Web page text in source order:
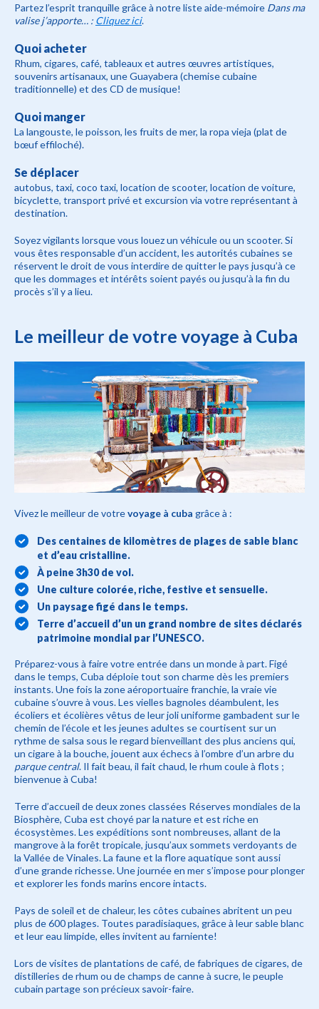
Partez l’esprit tranquille grâce à notre liste aide-mémoire Dans ma
valise j’apporte… : Cliquez ici.
Quoi acheter
Rhum, cigares, café, tableaux et autres œuvres artistiques,
souvenirs artisanaux, une Guayabera (chemise cubaine
traditionnelle) et des CD de musique!
Quoi manger
La langouste, le poisson, les fruits de mer, la ropa vieja (plat de
bœuf effiloché).
Se déplacer
autobus, taxi, coco taxi, location de scooter, location de voiture,
bicyclette, transport privé et excursion via votre représentant à
destination.
Soyez vigilants lorsque vous louez un véhicule ou un scooter. Si
vous êtes responsable d’un accident, les autorités cubaines se
réservent le droit de vous interdire de quitter le pays jusqu’à ce
que les dommages et intérêts soient payés ou jusqu’à la fin du
procès s’il y a lieu.
Le meilleur de votre voyage à Cuba
Vivez le meilleur de votrevoyage à cuba grâce à :
Des centaines de kilomètres de plages de sable blanc
et d’eau cristalline.
À peine 3h30 de vol.
Une culture colorée, riche, festive et sensuelle.
Un paysage figé dans le temps.
Terre d’accueil d’un un grand nombre de sites déclarés
patrimoine mondial par l’UNESCO.
Préparez-vous à faire votre entrée dans un monde à part. Figé
dans le temps, Cuba déploie tout son charme dès les premiers
instants. Une fois la zone aéroportuaire franchie, la vraie vie
cubaine s’ouvre à vous. Les vielles bagnoles déambulent, les
écoliers et écolières vêtus de leur joli uniforme gambadent sur le
chemin de l’école et les jeunes adultes se courtisent sur un
rythme de salsa sous le regard bienveillant des plus anciens qui,
un cigare à la bouche, jouent aux échecs à l’ombre d’un arbre du
parque central. Il fait beau, il fait chaud, le rhum coule à flots ;
bienvenue à Cuba!
Terre d’accueil de deux zones classées Réserves mondiales de la
Biosphère, Cuba est choyé par la nature et est riche en
écosystèmes. Les expéditions sont nombreuses, allant de la
mangrove à la forêt tropicale, jusqu’aux sommets verdoyants de
la Vallée de Vinales. La faune et la flore aquatique sont aussi
d’une grande richesse. Une journée en mer s’impose pour plonger
et explorer les fonds marins encore intacts.
Pays de soleil et de chaleur, les côtes cubaines abritent un peu
plus de 600 plages. Toutes paradisiaques, grâce à leur sable blanc
et leur eau limpide, elles invitent au farniente!
Lors de visites de plantations de café, de fabriques de cigares, de
distilleries de rhum ou de champs de canne à sucre, le peuple
cubain partage son précieux savoir-faire.